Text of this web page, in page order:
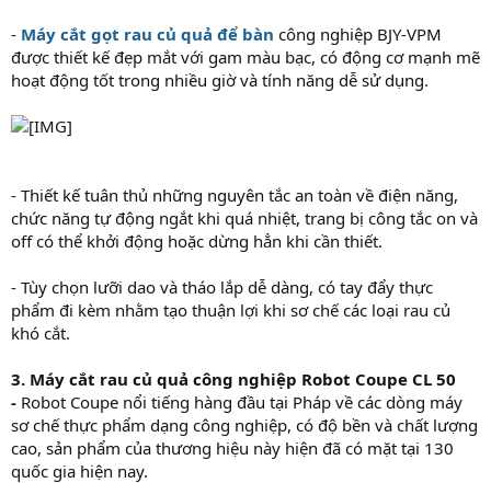
- Máy cắt gọt rau củ quả để bàn công nghiệp BJY-VPM
được thiết kế đẹp mắt với gam màu bạc, có động cơ mạnh mẽ
hoạt động tốt trong nhiều giờ và tính năng dễ sử dụng.
- Thiết kế tuân thủ những nguyên tắc an toàn về điện năng,
chức năng tự động ngắt khi quá nhiệt, trang bị công tắc on và
off có thể khởi động hoặc dừng hẳn khi cần thiết.
- Tùy chọn lưỡi dao và tháo lắp dễ dàng, có tay đẩy thực
phẩm đi kèm nhằm tạo thuận lợi khi sơ chế các loại rau củ
khó cắt.
3. Máy cắt rau củ quả công nghiệp Robot Coupe CL 50
- Robot Coupe nổi tiếng hàng đầu tại Pháp về các dòng máy
sơ chế thực phẩm dạng công nghiệp, có độ bền và chất lượng
cao, sản phẩm của thương hiệu này hiện đã có mặt tại 130
quốc gia hiện nay.